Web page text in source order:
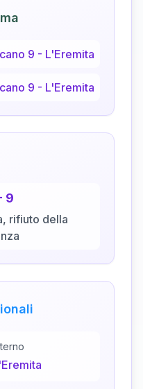
9 - L'Eremita
9 - L'Eremita
9
rifiuto della